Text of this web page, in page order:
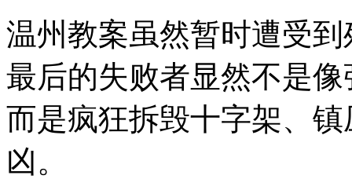
温州教案虽然暂时遭受
最后的失败者显然不是
而是疯狂拆毁十字架、
凶。